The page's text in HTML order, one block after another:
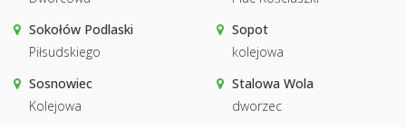
Sokołów Podlaski
Piłsudskiego
Sopot
kolejowa
Sosnowiec
Kolejowa
Stalowa Wola
dworzec